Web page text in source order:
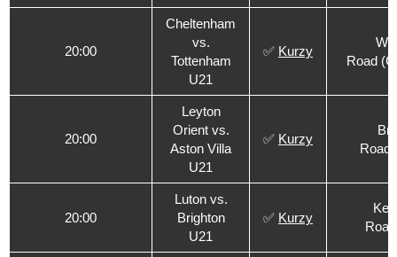
20:00
Cheltenham
vs.
Tottenham
U21
✅ Kurzy
Road
20:00
Leyton
Orient vs.
Aston Villa
U21
✅ Kurzy
Road
20:00
Luton vs.
Brighton
U21
✅ Kurzy